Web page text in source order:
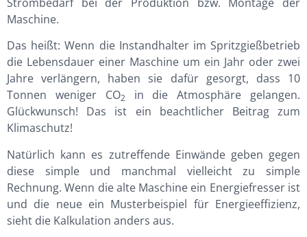
Maschine.
Das heißt: Wenn die Instandhalter im Spritzgießbetrieb
die Lebensdauer einer Maschine um ein Jahr oder zwei
Jahre verlängern, haben sie dafür gesorgt, dass 10
Tonnen weniger CO2
in die Atmosphäre gelangen.
Glückwunsch! Das ist ein beachtlicher Beitrag zum
Klimaschutz!
Natürlich kann es zutreffende Einwände geben gegen
diese simple und manchmal vielleicht zu simple
Rechnung. Wenn die alte Maschine ein Energiefresser ist
und die neue ein Musterbeispiel für Energieeffizienz,
sieht die Kalkulation anders aus.